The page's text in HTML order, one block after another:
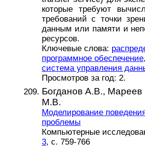
которые требуют
требований с точки
данным или памяти и
ресурсов.
Ключевые слова:
программное обеспечение
система управления
Просмотров за год: 2.
Богданов А.В.,
М.В.
Моделирование
проблемы
Компьютерные
3, с. 759-766